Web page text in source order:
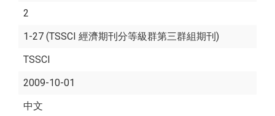
2
1-27 (TSSCI 經濟期刊分等級群第三群組期刊)
TSSCI
2009-10-01
中文